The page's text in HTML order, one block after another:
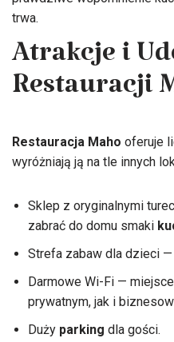
trwa.
Atrakcje i
Restauracji
Restauracja Maho oferuje
wyróżniają ją na tle innych
Sklep z oryginalnymi
zabrać do domu smaki
Strefa zabaw dla dzieci —
Darmowe Wi-Fi —
prywatnym, jak i
Duży parking dla gości.